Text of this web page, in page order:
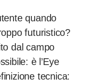
quando
futuristico?
dal campo
è l’Eye
tecnica: